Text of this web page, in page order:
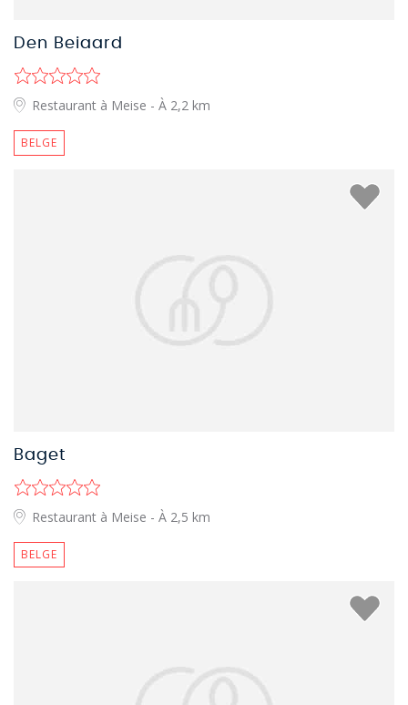
Den Beiaard
Restaurant à Meise - À 2,2 km
BELGE
Baget
Restaurant à Meise - À 2,5 km
BELGE